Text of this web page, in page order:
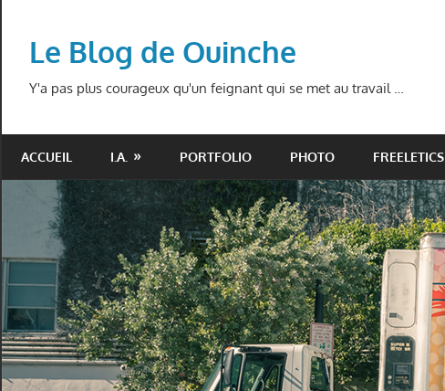
contentLe Blog de Ouinche
Y'a pas plus courageux qu'un feignant qui se met au travail …
ACCUEIL I.A. PORTFOLIO PHOTO FREELETICS